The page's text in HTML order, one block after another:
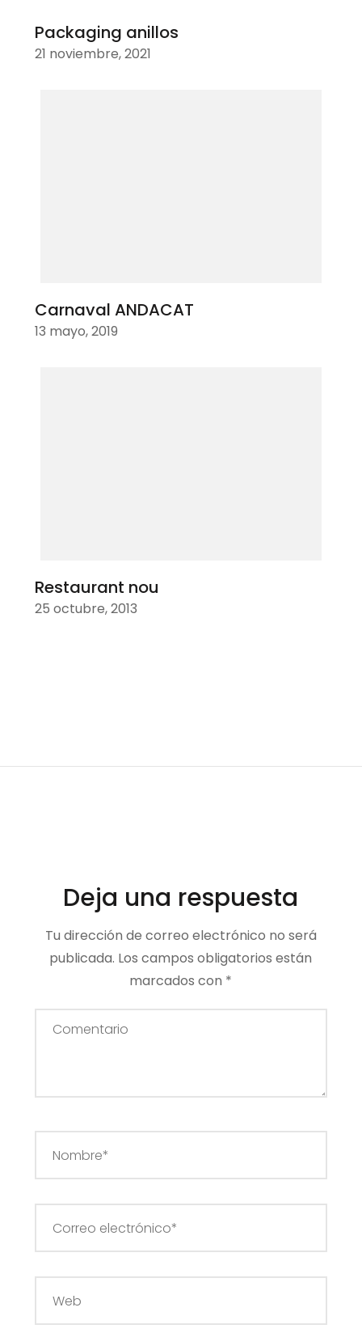
Packaging anillos
21 noviembre, 2021
Carnaval ANDACAT
13 mayo, 2019
Restaurant nou
25 octubre, 2013
Deja una respuesta
Tu dirección de correo electrónico no será
publicada. Los campos obligatorios están
marcados con *